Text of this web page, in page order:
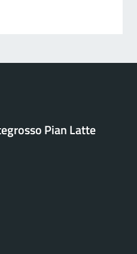
Pian Latte